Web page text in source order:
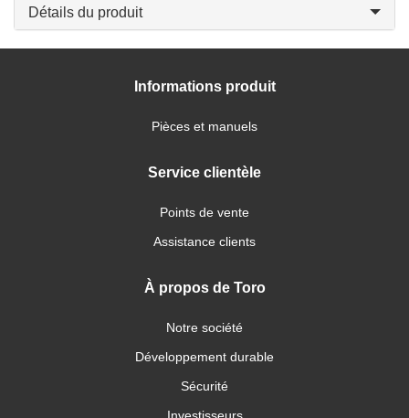
Détails du produit
Informations produit
Pièces et manuels
Service clientèle
Points de vente
Assistance clients
À propos de Toro
Notre société
Développement durable
Sécurité